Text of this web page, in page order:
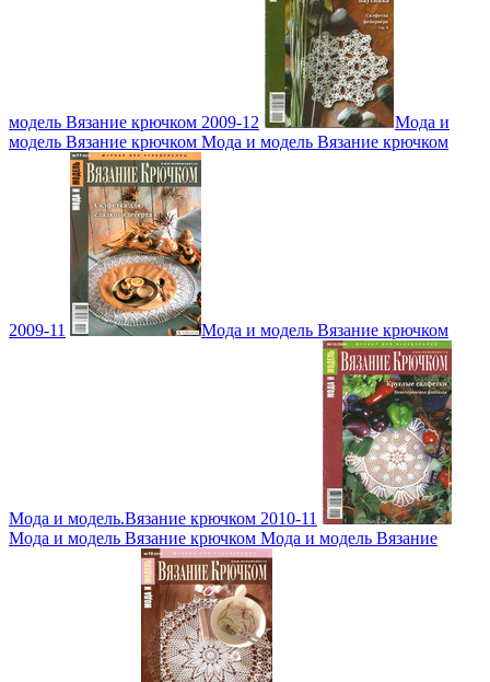
модель Вязание крючком 2009-12
Мода и
модель Вязание крючком Мода и модель Вязание крючком
2009-11 Мода и модель Вязание крючком
Мода и модель.Вязание крючком 2010-11
Мода и модель Вязание крючком Мода и модель Вязание